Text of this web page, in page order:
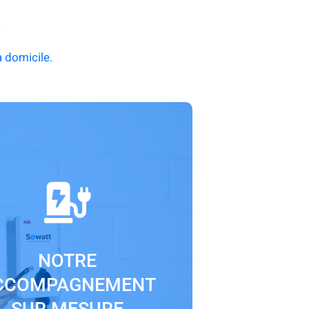
domicile.
NOTRE
analyse la configuration de votre
et vos besoins, vous conseillent
la meilleure solution de recharge.